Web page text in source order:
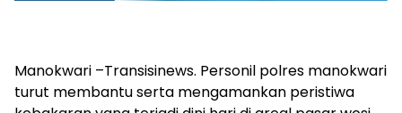
Manokwari –Transisinews. Personil polres manokwari
turut membantu serta mengamankan peristiwa